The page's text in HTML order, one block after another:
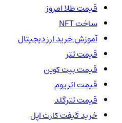
قیمت طلا امروز
ساخت NFT
آموزش خرید ارز دیجیتال
قیمت تتر
قیمت بیت کوین
قیمت اتریوم
قیمت تترگلد
خرید گیفت کارت اپل